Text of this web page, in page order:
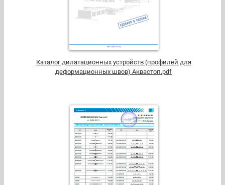
Каталог дилатационных устройств (профилей для
деформационных швов) Аквастоп.pdf